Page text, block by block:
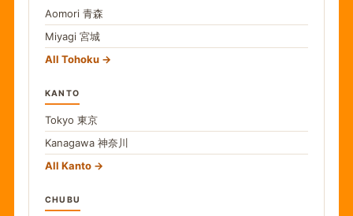
Aomori 青森
Miyagi 宮城
All Tohoku
KANTO
Tokyo 東京
Kanagawa 神奈川
All Kanto
CHUBU